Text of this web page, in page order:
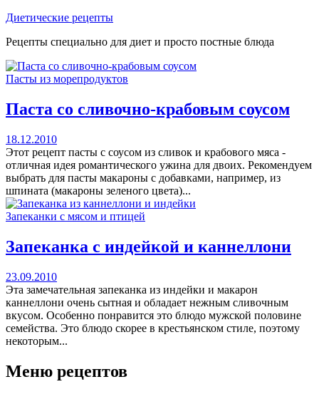
Перейти
содержимому
Диетические рецепты
Рецепты специально для диет и просто постные блюда
Пасты из морепродуктов
Паста со сливочно-крабовым соусом
18.12.2010
Этот рецепт пасты с соусом из сливок и крабового мяса -
отличная идея романтического ужина для двоих. Рекомендуем
выбрать для пасты макароны с добавками, например, из
шпината (макароны зеленого цвета)...
Запеканки с мясом и птицей
Запеканка с индейкой и каннеллони
23.09.2010
Эта замечательная запеканка из индейки и макарон
каннеллони очень сытная и обладает нежным сливочным
вкусом. Особенно понравится это блюдо мужской половине
семейства. Это блюдо скорее в крестьянском стиле, поэтому
некоторым...
Меню рецептов